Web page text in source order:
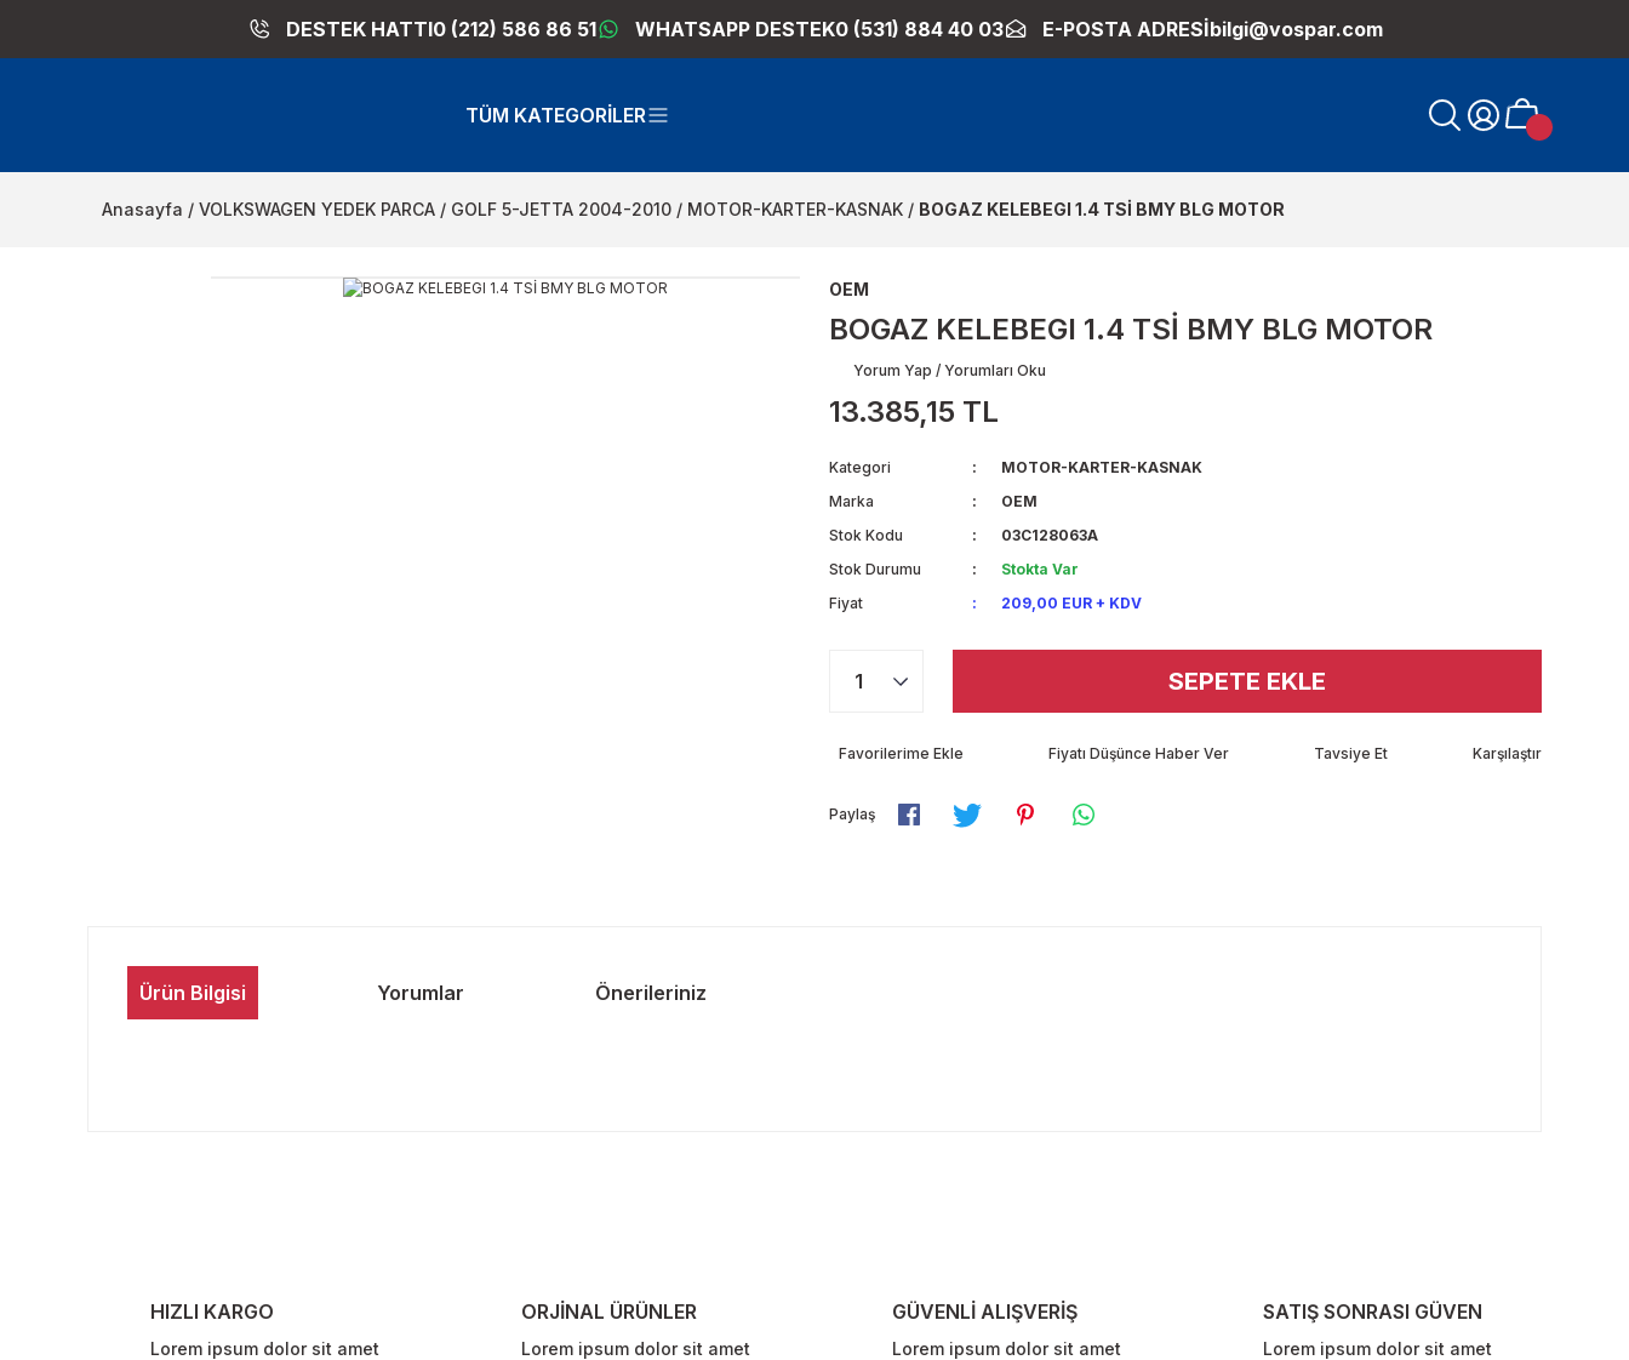
DESTEK HATTI0 (212) 586 86 51 WHATSAPP DESTEK0 (531) 884 40 03 E-POSTA ADRESİbilgi@vospar.com
TÜM KATEGORİLER
Anasayfa VOLKSWAGEN YEDEK PARCA GOLF 5-JETTA 2004-2010 MOTOR-KARTER-KASNAK BOGAZ KELEBEGI 1.4 TSİ BMY BLG MOTOR
OEM
BOGAZ KELEBEGI 1.4 TSİ BMY BLG MOTOR
Yorum Yap / Yorumları Oku
13.385,15 TL
Kategori
MOTOR-KARTER-KASNAK
Marka
OEM
Stok Kodu
03C128063A
Stok Durumu
Stokta Var
Fiyat
209,00 EUR + KDV
SEPETE EKLE
Fiyatı Düşünce Haber Ver Tavsiye Et Karşılaştır
Paylaş
Ürün Bilgisi Yorumlar Önerileriniz
Bu ürüne benzer farklı alternatifler olmalı.
HIZLI KARGO
Lorem ipsum dolor sit amet
ORJİNAL ÜRÜNLER
Lorem ipsum dolor sit amet
GÜVENLİ ALIŞVERİŞ
Lorem ipsum dolor sit amet
SATIŞ SONRASI GÜVEN
Lorem ipsum dolor sit amet